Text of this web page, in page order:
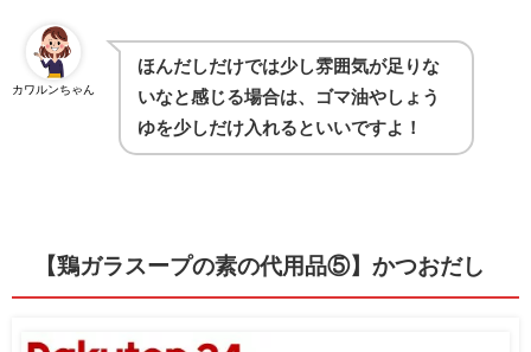
カワルンちゃん
ほんだしだけでは少し雰囲気が足りな
いなと感じる場合は、ゴマ油やしょう
ゆを少しだけ入れるといいですよ！
【鶏ガラスープの素の代用品⑤】かつおだし